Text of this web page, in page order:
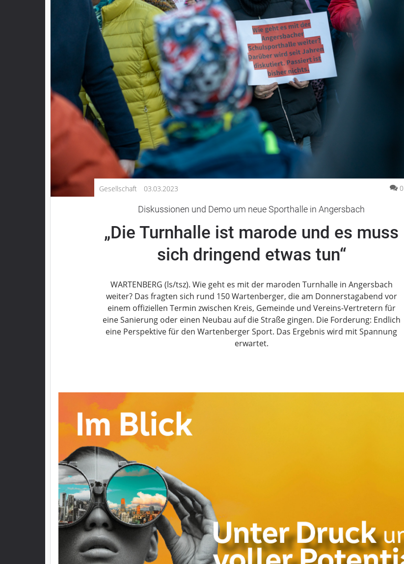
Vogelsberg
Alsfeld
Lauterbach
Ohm
Antrifttal
Feldatal
Gießen
Impressum
Datenschutzerklärung
Gesellschaft 03.03.2023 0
Diskussionen und Demo um neue Sporthalle in Angersbach
„Die Turnhalle ist marode und es muss
sich dringend etwas tun“
WARTENBERG (ls/tsz). Wie geht es mit der maroden Turnhalle in Angersbach
weiter? Das fragten sich rund 150 Wartenberger, die am Donnerstagabend vor
einem offiziellen Termin zwischen Kreis, Gemeinde und Vereins-Vertretern für
eine Sanierung oder einen Neubau auf die Straße gingen. Die Forderung: Endlich
eine Perspektive für den Wartenberger Sport. Das Ergebnis wird mit Spannung
erwartet.